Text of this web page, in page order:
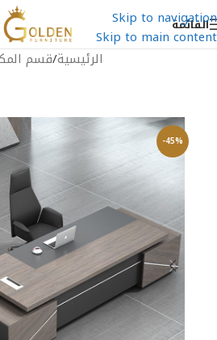
Skip to navigation
Skip to main content
القائمة
الرئيسية/قسم
-45%